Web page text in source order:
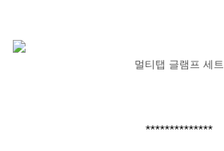
멀티탭 글램프 세트
**************